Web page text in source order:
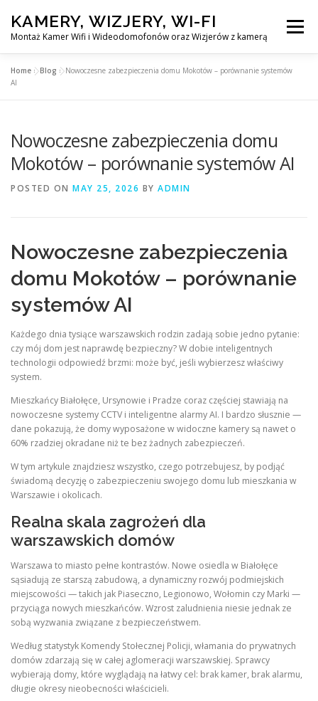
content
KAMERY, WIZJERY, WI-FI
Montaż Kamer Wifi i Wideodomofonów oraz Wizjerów z kamerą
Menu
MONTAŻ WIDEDOMOFONÓW
MONTAŻU WIZJERÓW Z KAMERĄ
Home »Blog »Nowoczesne zabezpieczenia domu Mokotów – porównanie systemów
AI
Nowoczesne zabezpieczenia domu
Mokotów – porównanie systemów AI
POSTED ON MAY 25, 2026 BY ADMIN
Nowoczesne zabezpieczenia
domu Mokotów – porównanie
systemów AI
Każdego dnia tysiące warszawskich rodzin zadają sobie jedno pytanie:
czy mój dom jest naprawdę bezpieczny? W dobie inteligentnych
technologii odpowiedź brzmi: może być, jeśli wybierzesz właściwy
system.
Mieszkańcy Białołęce, Ursynowie i Pradze coraz częściej stawiają na
nowoczesne systemy CCTV i inteligentne alarmy AI. I bardzo słusznie —
dane pokazują, że domy wyposażone w widoczne kamery są nawet o
60% rzadziej okradane niż te bez żadnych zabezpieczeń.
W tym artykule znajdziesz wszystko, czego potrzebujesz, by podjąć
świadomą decyzję o zabezpieczeniu swojego domu lub mieszkania w
Warszawie i okolicach.
Realna skala zagrożeń dla
warszawskich domów
Warszawa to miasto pełne kontrastów. Nowe osiedla w Białołęce
sąsiadują ze starszą zabudową, a dynamiczny rozwój podmiejskich
miejscowości — takich jak Piaseczno, Legionowo, Wołomin czy Marki —
przyciąga nowych mieszkańców. Wzrost zaludnienia niesie jednak ze
sobą wyzwania związane z bezpieczeństwem.
Według statystyk Komendy Stołecznej Policji, włamania do prywatnych
domów zdarzają się w całej aglomeracji warszawskiej. Sprawcy
wybierają domy, które wyglądają na łatwy cel: brak kamer, brak alarmu,
długie okresy nieobecności właścicieli.